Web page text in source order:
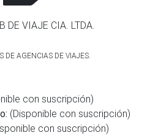
DE VIAJE CIA. LTDA.
DE AGENCIAS DE VIAJES.
con suscripción)
(Disponible con suscripción)
con suscripción)